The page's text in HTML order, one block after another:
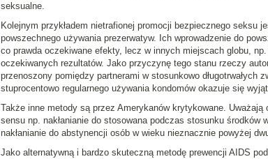
seksualne.
Kolejnym przykładem nietrafionej promocji bezpiecznego seksu
powszechnego używania prezerwatyw. Ich wprowadzenie do
co prawda oczekiwane efekty, lecz w innych miejscach globu,
oczekiwanych rezultatów. Jako przyczynę tego stanu rzeczy
przenoszony pomiędzy partnerami w stosunkowo długotrwałych
stuprocentowo regularnego używania kondomów okazuje się
Także inne metody są przez Amerykanów krytykowane.
sensu np. nakłanianie do stosowana podczas stosunku
nakłanianie do abstynencji osób w wieku nieznacznie powyżej
Jako alternatywną i bardzo skuteczną metodę prewencji AIDS